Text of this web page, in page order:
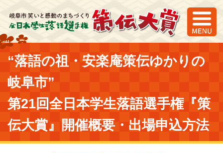
策伝大賞
笑いと感動のまちづくりとは
“落語の祖・安楽庵策伝ゆかりの
岐阜市”
第21回全日本学生落語選手権『策
伝大賞』開催概要・出場申込方法